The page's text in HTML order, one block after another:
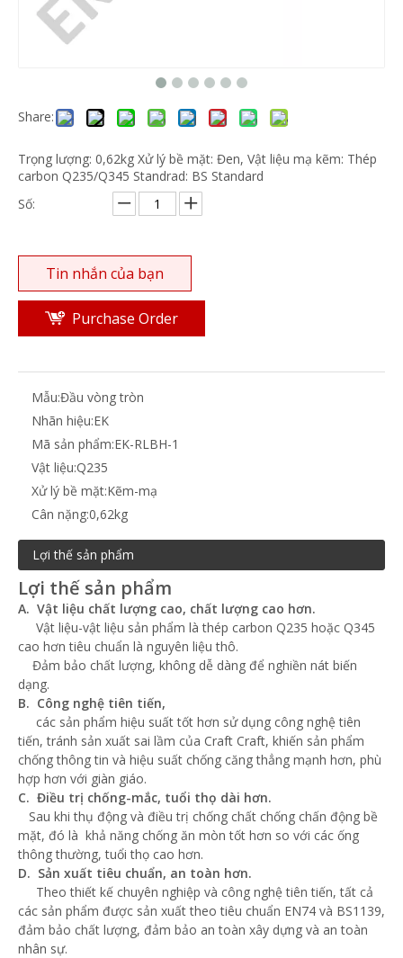
Share:
Trọng lượng: 0,62kg Xử lý bề mặt: Đen, Vật liệu mạ kẽm: Thép
carbon Q235/Q345 Standrad: BS Standard
Số:
Tin nhắn của bạn
Purchase Order
Mẫu:Đầu vòng tròn
Nhãn hiệu:EK
Mã sản phẩm:EK-RLBH-1
Vật liệu:Q235
Xử lý bề mặt:Kẽm-mạ
Cân nặng:0,62kg
Lợi thế sản phẩm
Lợi thế sản phẩm
A. Vật liệu chất lượng cao, chất lượng cao hơn.
Vật liệu-vật liệu sản phẩm là thép carbon Q235 hoặc Q345
cao hơn tiêu chuẩn là nguyên liệu thô.
Đảm bảo chất lượng, không dễ dàng để nghiền nát biến
dạng.
B. Công nghệ tiên tiến,
các sản phẩm hiệu suất tốt hơn sử dụng công nghệ tiên
tiến, tránh sản xuất sai lầm của Craft Craft, khiến sản phẩm
chống thông tin và hiệu suất chống căng thẳng mạnh hơn, phù
hợp hơn với giàn giáo.
C. Điều trị chống-mắc, tuổi thọ dài hơn.
Sau khi thụ động và điều trị chống chất chống chấn động bề
mặt, đó là khả năng chống ăn mòn tốt hơn so với các ống
thông thường, tuổi thọ cao hơn.
D. Sản xuất tiêu chuẩn, an toàn hơn.
Theo thiết kế chuyên nghiệp và công nghệ tiên tiến, tất cả
các sản phẩm được sản xuất theo tiêu chuẩn EN74 và BS1139,
đảm bảo chất lượng, đảm bảo an toàn xây dựng và an toàn
nhân sự.